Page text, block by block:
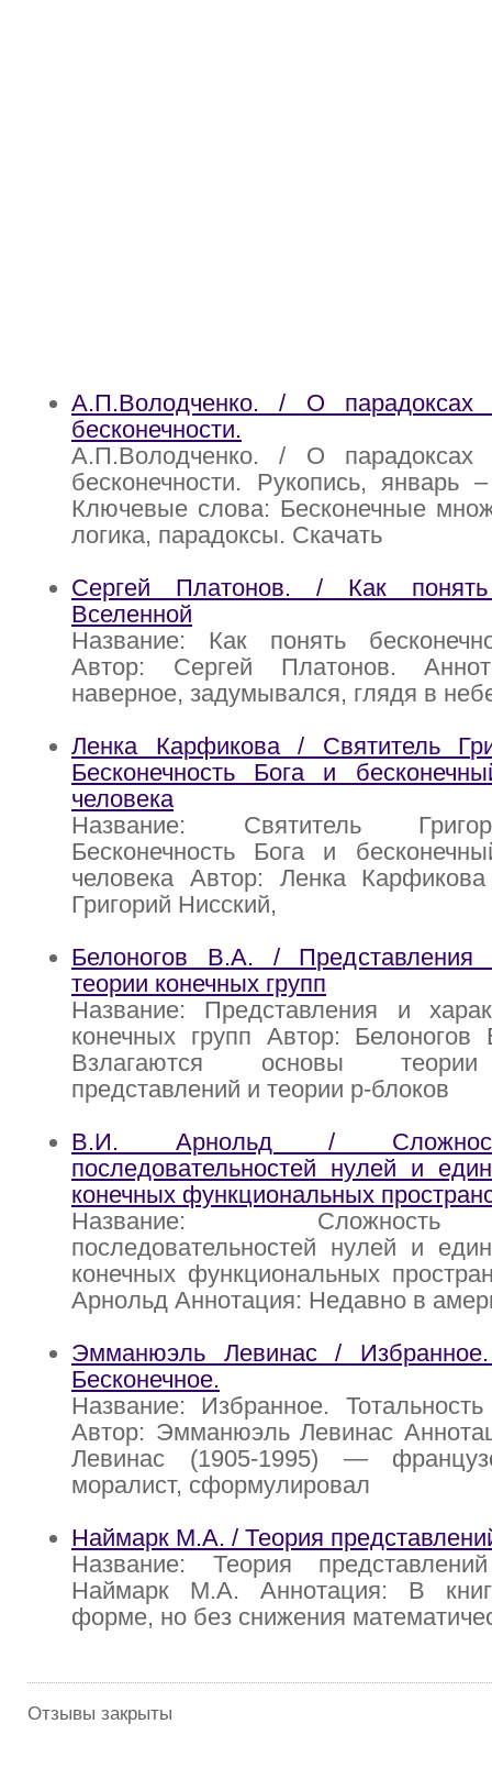
А.П.Володченко. / О парадоксах
бесконечности.
А.П.Володченко. / О парадоксах
бесконечности. Рукопись, январь
Ключевые слова: Бесконечные
логика, парадоксы. Скачать
Сергей Платонов. / Как понять
Вселенной
Название: Как понять
Автор: Сергей Платонов.
наверное, задумывался, глядя в
Ленка Карфикова / Святитель
Бесконечность Бога и
человека
Название: Святитель
Бесконечность Бога и
человека Автор: Ленка
Григорий Нисский,
Белоногов В.А. /
теории конечных групп
Название: Представления и
конечных групп Автор:
Bзлагаются основы
представлений и теории p-блоков
В.И. Арнольд /
последовательностей нулей и
конечных функциональных
Название: Сложность
последовательностей нулей и
конечных функциональных
Арнольд Аннотация: Недавно в
Эмманюэль Левинас / Избранное.
Бесконечное.
Название: Избранное.
Автор: Эмманюэль Левинас
Левинас (1905-1995) —
моралист, сформулировал
Наймарк М.А. / Теория
Название: Теория
Наймарк М.А. Аннотация: В
форме, но без снижения
Отзывы закрыты